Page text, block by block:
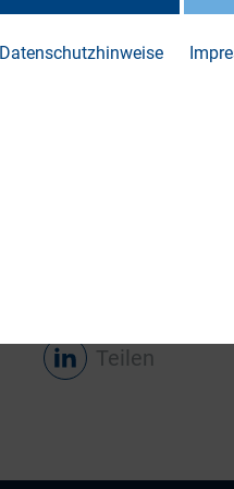
mit nach IFRS
mit den vom ISSB
Teilen
Datenschutzhinweise